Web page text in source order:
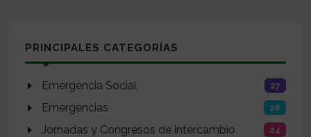
PRINCIPALES CATEGORÍAS
Emergencia Social 27
Emergencias 26
Jornadas y Congresos de intercambio 24